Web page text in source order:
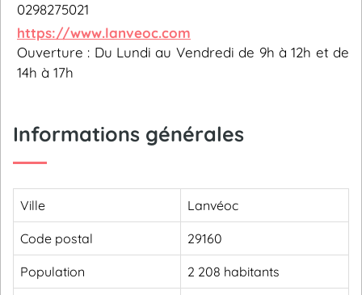
0298275021
https://www.lanveoc.com
Ouverture : Du Lundi au Vendredi de 9h à 12h et de
14h à 17h
Informations générales
Ville Lanvéoc
Code postal 29160
Population 2 208 habitants